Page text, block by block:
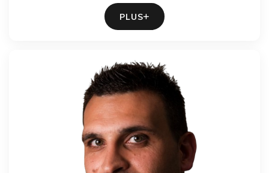
PLUS